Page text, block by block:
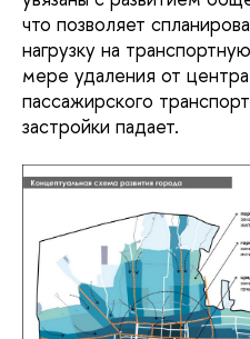
что позволяет
нагрузку на
мере удаления от
пассажирского
застройки падает.